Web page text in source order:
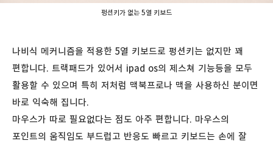
펑션키가 없는 5열 키보드
나비식 메커니즘을 적용한 5열 키보드로 펑션키는 없지만 꽤
편합니다. 트랙패드가 있어서 ipad os의 제스쳐 기능등을 모두
활용할 수 있으며 특히 저처럼 맥북프로나 맥을 사용하신 분이면
바로 익숙해 집니다.
마우스가 따로 필요없다는 점도 아주 편합니다. 마우스의
포인트의 움직임도 부드럽고 반응도 빠르고 키보드는 손에 잘